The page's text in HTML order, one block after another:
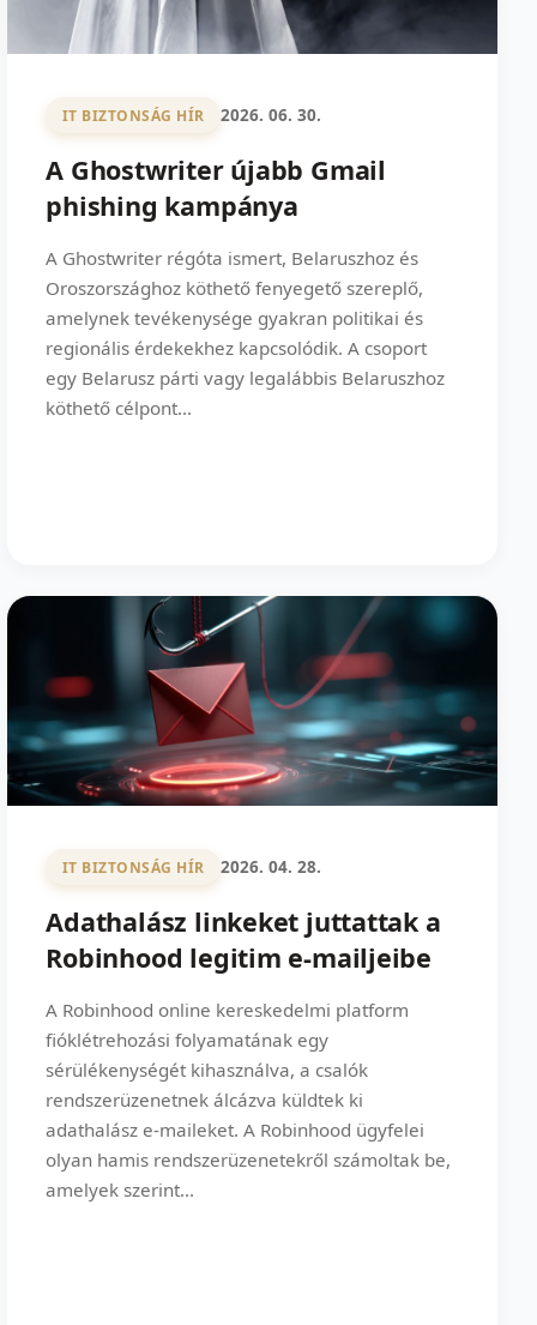
IT BIZTONSÁG HÍR 2026. 06. 30.
A Ghostwriter újabb Gmail
phishing kampánya
A Ghostwriter régóta ismert, Belaruszhoz és
Oroszországhoz köthető fenyegető szereplő,
amelynek tevékenysége gyakran politikai és
regionális érdekekhez kapcsolódik. A csoport
egy Belarusz párti vagy legalábbis Belaruszhoz
köthető célpont...
IT BIZTONSÁG HÍR 2026. 04. 28.
Adathalász linkeket juttattak a
Robinhood legitim e-mailjeibe
A Robinhood online kereskedelmi platform
fióklétrehozási folyamatának egy
sérülékenységét kihasználva, a csalók
rendszerüzenetnek álcázva küldtek ki
adathalász e-maileket. A Robinhood ügyfelei
olyan hamis rendszerüzenetekről számoltak be,
amelyek szerint...